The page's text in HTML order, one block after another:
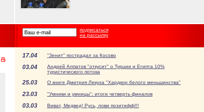
подписаться
на рассылку
17.04 "Зенит" пострадал за Косово
03.04
Андрей Алпатов "откусит" о Турции и Египта 10%
туристического потока
25.03 О книге Дмитрия Лекуха "Хардкор белого меньшинства"
23.03 "Умники и умницы": итоги четверть финалов
03.03 Виват, Медвед! Русь, лови позитифф!!!